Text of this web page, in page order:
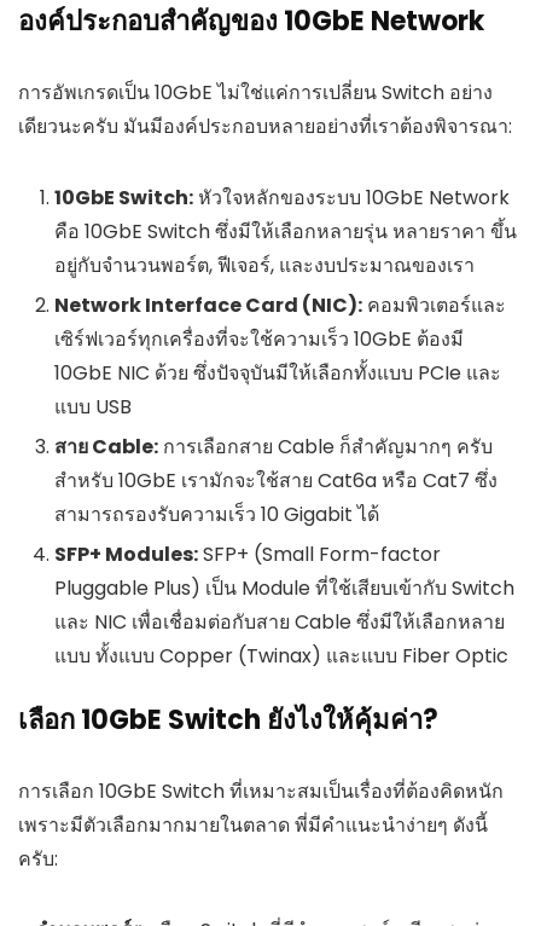
องค์ประกอบสำคัญของ 10GbE Network
การอัพเกรดเป็น 10GbE ไม่ใช่แค่การเปลี่ยน Switch อย่าง
เดียวนะครับ มันมีองค์ประกอบหลายอย่างที่เราต้องพิจารณา:
10GbE Switch:หัวใจหลักของระบบ 10GbE Network
คือ 10GbE Switch ซึ่งมีให้เลือกหลายรุ่น หลายราคา ขึ้น
อยู่กับจำนวนพอร์ต, ฟีเจอร์, และงบประมาณของเรา
Network Interface Card (NIC): คอมพิวเตอร์และ
เซิร์ฟเวอร์ทุกเครื่องที่จะใช้ความเร็ว 10GbE ต้องมี
10GbE NIC ด้วย ซึ่งปัจจุบันมีให้เลือกทั้งแบบ PCIe และ
แบบ USB
สาย Cable: การเลือกสาย Cable ก็สำคัญมากๆ ครับ
สำหรับ 10GbE เรามักจะใช้สาย Cat6a หรือ Cat7 ซึ่ง
สามารถรองรับความเร็ว 10 Gigabit ได้
SFP+ Modules:SFP+ (Small Form-factor
Pluggable Plus) เป็น Module ที่ใช้เสียบเข้ากับ Switch
และ NIC เพื่อเชื่อมต่อกับสาย Cable ซึ่งมีให้เลือกหลาย
แบบ ทั้งแบบ Copper (Twinax) และแบบ Fiber Optic
เลือก 10GbE Switch ยังไงให้คุ้มค่า?
การเลือก 10GbE Switch ที่เหมาะสมเป็นเรื่องที่ต้องคิดหนัก
เพราะมีตัวเลือกมากมายในตลาด พี่มีคำแนะนำง่ายๆ ดังนี้
ครับ: